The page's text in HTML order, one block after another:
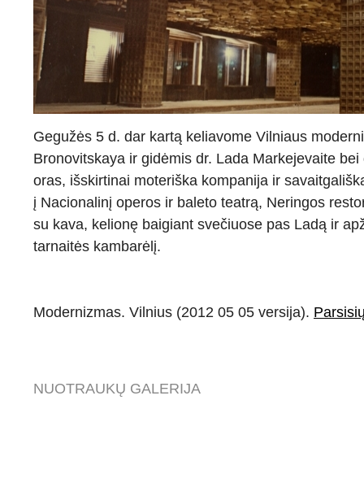
Gegužės 5 d. dar kartą keliavome Vilniaus
Bronovitskaya ir gidėmis dr. Lada Markejevaite
oras, išskirtinai moteriška kompanija ir
į Nacionalinį operos ir baleto teatrą, Neringos
su kava, kelionę baigiant svečiuose pas Ladą ir
tarnaitės kambarėlį.
Modernizmas. Vilnius (2012 05 05 versija).
NUOTRAUKŲ GALERIJA